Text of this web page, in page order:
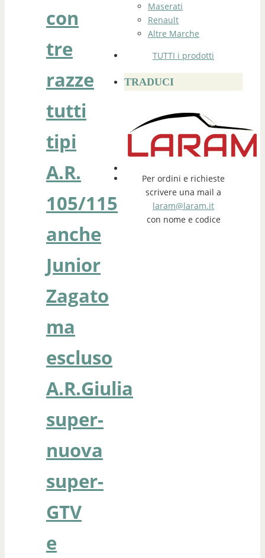
con
tre
razze
tutti
tipi
A.R.
105/115
anche
Junior
Zagato
ma
escluso
A.R.Giulia
super-
nuova
super-
GTV
e
Maserati
Renault
Altre Marche
TUTTI i prodotti
TRADUCI
Per ordini e richieste
scrivere una mail a
laram@laram.it
con nome e codice